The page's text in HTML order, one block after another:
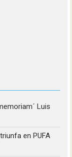
Luis
en PUFA